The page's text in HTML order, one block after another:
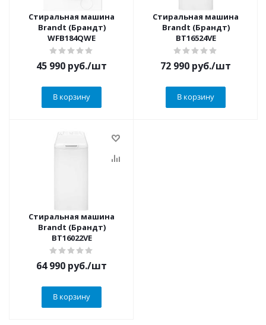
Стиральная машина
Brandt (Брандт)
WFB184QWE
45 990 руб./шт
В корзину
Стиральная машина
Brandt (Брандт)
BT16524VE
72 990 руб./шт
В корзину
Стиральная машина
Brandt (Брандт)
BT16022VE
64 990 руб./шт
В корзину